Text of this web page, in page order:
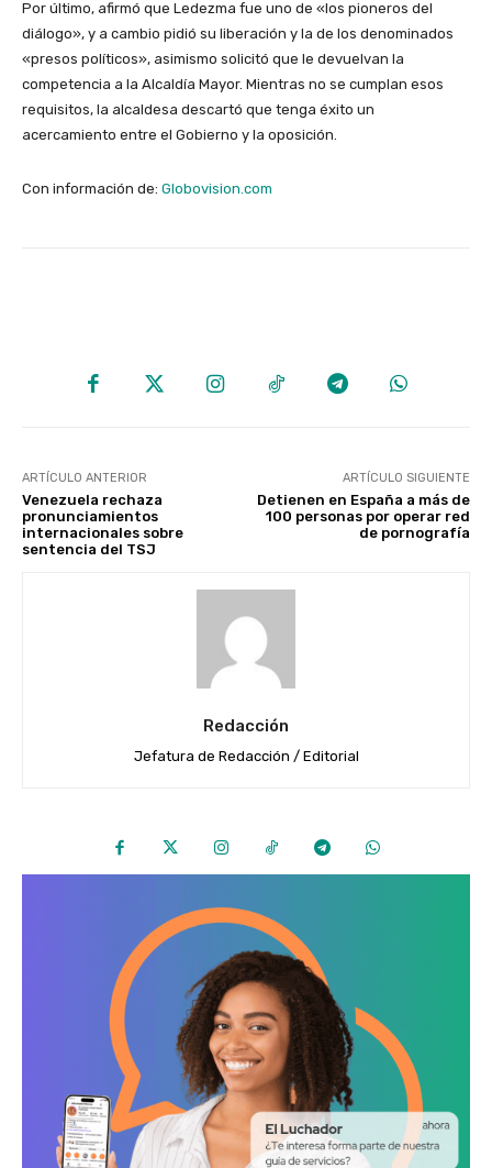
Por último, afirmó que Ledezma fue uno de «los pioneros del
diálogo», y a cambio pidió su liberación y la de los denominados
«presos políticos», asimismo solicitó que le devuelvan la
competencia a la Alcaldía Mayor. Mientras no se cumplan esos
requisitos, la alcaldesa descartó que tenga éxito un
acercamiento entre el Gobierno y la oposición.
Con información de: Globovision.com
ARTÍCULO ANTERIOR
Venezuela rechaza
pronunciamientos
internacionales sobre
sentencia del TSJ
ARTÍCULO SIGUIENTE
Detienen en España a más de
100 personas por operar red
de pornografía
Redacción
Jefatura de Redacción / Editorial